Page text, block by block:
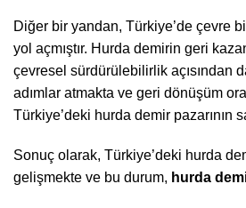
Diğer bir yandan, Türkiye’de çevre
yol açmıştır. Hurda demirin geri
çevresel sürdürülebilirlik açısından
adımlar atmakta ve geri dönüşüm
Türkiye’deki hurda demir pazarının
Sonuç olarak, Türkiye’deki hurda
gelişmekte ve bu durum, hurda